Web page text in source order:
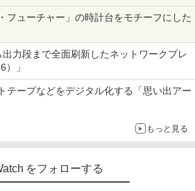
フューチャー」の時計台をモチーフにした
力段まで全面刷新したネットワークプレ
」
テープなどをデジタル化する「思い出アー
もっと見る
をフォローする